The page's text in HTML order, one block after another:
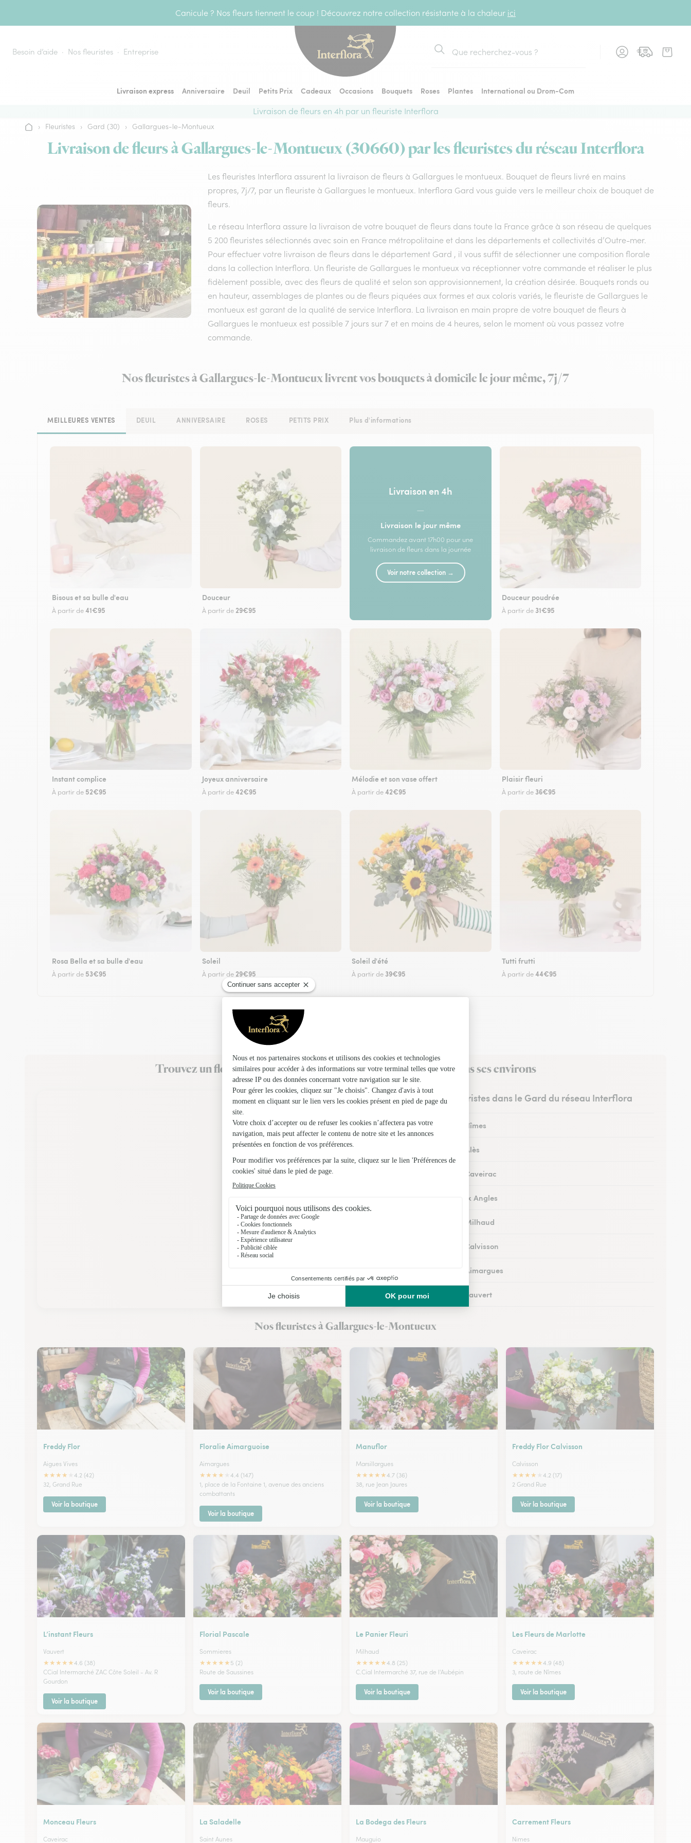
Canicule ? Nos fleurs tiennent le coup ! Découvrez notre collection résistante à la chaleur ici
Besoin d’aide Nos fleuristes Entreprise
Rechercher
Livraison express Anniversaire Deuil Petits Prix Cadeaux Occasions Bouquets Roses Plantes
International ou Drom-Com
Livraison de fleurs en 4h par un fleuriste Interflora
Accueil
› Fleuristes › Gard (30) › Gallargues-le-Montueux
Livraison de fleurs à Gallargues-le-Montueux (30660) par les fleuristes du réseau Interflora
Les fleuristes Interflora assurent la livraison de fleurs à Gallargues le montueux. Bouquet de fleurs livré en mains
propres, 7j/7, par un fleuriste à Gallargues le montueux. Interflora Gard vous guide vers le meilleur choix de bouquet de
fleurs.
Le réseau Interflora assure la livraison de votre bouquet de fleurs dans toute la France grâce à son réseau de quelques
5 200 fleuristes sélectionnés avec soin en France métropolitaine et dans les départements et collectivités d’Outre-mer.
Pour effectuer votre livraison de fleurs dans le département Gard , il vous suffit de sélectionner une composition florale
dans la collection Interflora. Un fleuriste de Gallargues le montueux va réceptionner votre commande et réaliser le plus
fidèlement possible, avec des fleurs de qualité et selon son approvisionnement, la création désirée. Bouquets ronds ou
en hauteur, assemblages de plantes ou de fleurs piquées aux formes et aux coloris variés, le fleuriste de Gallargues le
montueux est garant de la qualité de service Interflora. La livraison en main propre de votre bouquet de fleurs à
Gallargues le montueux est possible 7 jours sur 7 et en moins de 4 heures, selon le moment où vous passez votre
commande.
Nos fleuristes à Gallargues-le-Montueux livrent vos bouquets à domicile le jour même, 7j/7
MEILLEURES VENTES DEUIL ANNIVERSAIRE ROSES PETITS PRIX Plus d'informations
Bisous et sa bulle d'eau
À partir de41€95
Douceur
À partir de 29€95
Livraison en 4h
—
Livraison le jour même
Commandez avant 17h00 pour une
livraison de fleurs dans la journée
Voir notre collection →
Douceur poudrée
À partir de 31€95
Instant complice
À partir de 52€95
Joyeux anniversaire
À partir de42€95
Mélodie et son vase offert
À partir de42€95
Plaisir fleuri
À partir de 36€95
Rosa Bella et sa bulle d'eau
À partir de 53€95
Soleil
À partir de 29€95
Soleil d'été
À partir de 39€95
Tutti frutti
À partir de44€95
Trouvez un fleuriste Interflora à Gallargues-le-Montueux et dans ses environs
Les fleuristes dans le Gard du réseau Interflora
Fleuristes à Nîmes
Fleuristes à Alès
Fleuristes à Caveirac
Fleuristes aux Angles
Fleuristes à Milhaud
Fleuristes à Calvisson
Fleuristes à Aimargues
Fleuristes à Vauvert
Nos fleuristes à Gallargues-le-Montueux
Freddy Flor
Aigues Vives
★★★★
4.2 (42)
32, Grand Rue
Voir la boutique
Floralie Aimarguoise
Aimargues
★★★★
4.4 (147)
1, place de la Fontaine 1, avenue des anciens
combattants
Voir la boutique
Manuflor
Marsillargues
★★★★★4.7 (36)
38, rue Jean Jaures
Voir la boutique
Freddy Flor Calvisson
Calvisson
★★★★
4.2 (17)
2 Grand Rue
Voir la boutique
L’instant Fleurs
Vauvert
★★★★★4.6 (38)
CCial Intermarché ZAC Côte Soleil - Av. R
Gourdon
Voir la boutique
Florial Pascale
Sommieres
★★★★★ 5 (2)
Route de Saussines
Voir la boutique
Le Panier Fleuri
Milhaud
★★★★★4.8 (25)
C.Cial Intermarché 37, rue de l'Aubépin
Voir la boutique
Les Fleurs de Marlotte
Caveirac
★★★★★4.9 (48)
3, route de Nîmes
Voir la boutique
Monceau Fleurs
Caveirac
La Saladelle
Saint Aunes
La Bodega des Fleurs
Mauguio
Carrement Fleurs
Nimes